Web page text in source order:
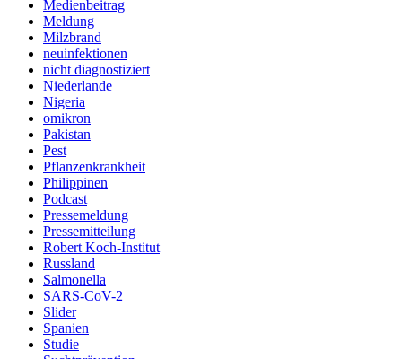
Medienbeitrag
Meldung
Milzbrand
neuinfektionen
nicht diagnostiziert
Niederlande
Nigeria
omikron
Pakistan
Pest
Pflanzenkrankheit
Philippinen
Podcast
Pressemeldung
Pressemitteilung
Robert Koch-Institut
Russland
Salmonella
SARS-CoV-2
Slider
Spanien
Studie